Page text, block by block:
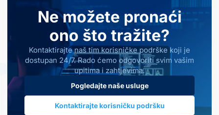
Ne možete pronaći
ono što tražite?
Kontaktirajte naš tim korisničke podrške koji je
dostupan 24/7. Rado ćemo odgovoriti svim vašim
upitima i zahtjevima.
Pogledajte naše usluge
Kontaktirajte korisničku podršku